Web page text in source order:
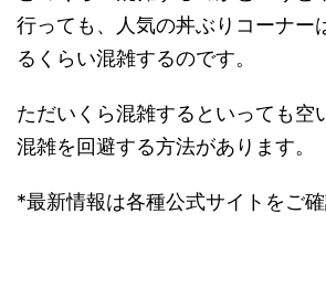
行っても、人気の丼ぶりコーナー
るくらい混雑するのです。
ただいくら混雑するといっても空
混雑を回避する方法があります。
*最新情報は各種公式サイトをご